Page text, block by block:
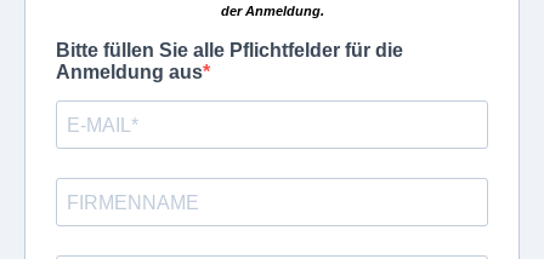
der Anmeldung.
Bitte füllen Sie alle Pflichtfelder für die
Anmeldung aus